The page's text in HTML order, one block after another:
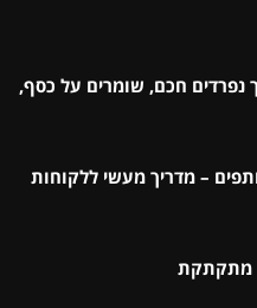
נפרדים חכם, שומרים על כסף,
– מדריך מעשי ללקוחות
מתקתקת